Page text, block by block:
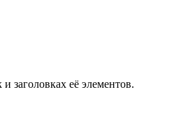
заголовках её элементов.